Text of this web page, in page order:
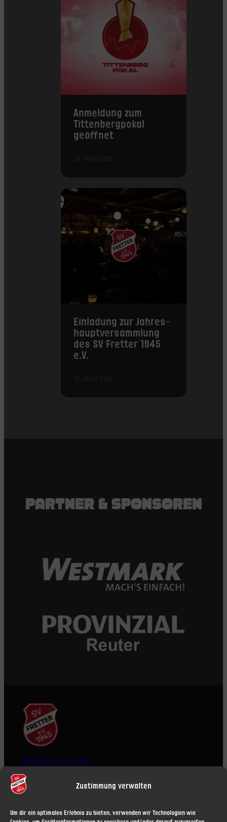
Zustimmung verwalten
Um dir ein optimales Erlebnis zu bieten, verwenden wir Technologien wie
Anmeldung zum
Tittenbergpokal
geöffnet
Einladung zur Jahres­
haupt­versammlung
des SV Fretter 1945
e.V.
PARTNER & SPONSOREN
SV Fretter e.V. 1945